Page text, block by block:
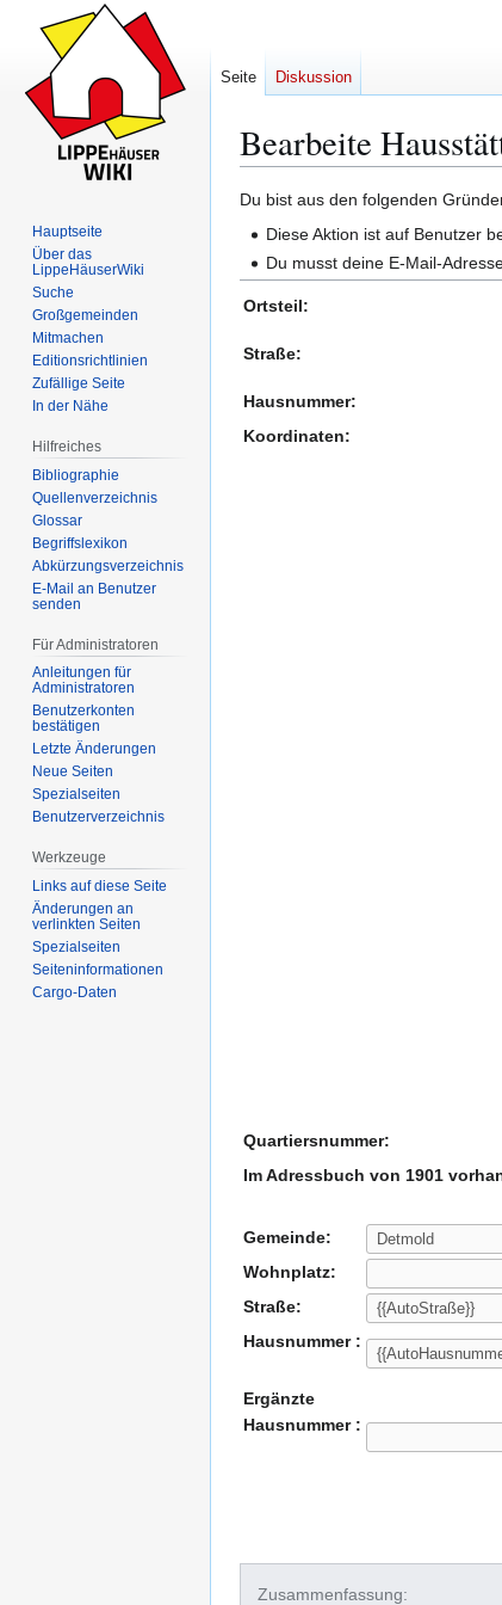
Bearbeite
Zur
Navigation
Zur
Suche
Du bist aus den folgenden
Diese Aktion ist auf Benutzer
Du musst deine E-Mail-
Ortsteil:
Straße:
Hausnummer:
Koordinaten:
Quartiersnummer:
Im Adressbuch von 1901
Gemeinde:
Wohnplatz:
Straße:
Hausnummer :
Ergänzte
Hausnummer :
Zusammenfassung:
Seite Diskussion
Hauptseite
Über das
LippeHäuserWiki
Suche
Großgemeinden
Mitmachen
Editionsrichtlinien
Zufällige Seite
In der Nähe
Hilfreiches
Bibliographie
Quellenverzeichnis
Glossar
Begriffslexikon
Abkürzungsverzeichnis
E-Mail an Benutzer
senden
Für Administratoren
Anleitungen für
Administratoren
Benutzerkonten
bestätigen
Letzte Änderungen
Neue Seiten
Spezialseiten
Benutzerverzeichnis
Werkzeuge
Links auf diese Seite
Änderungen an
verlinkten Seiten
Spezialseiten
Seiten­­informationen
Cargo-Daten